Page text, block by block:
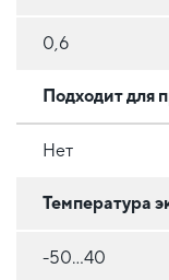
0,6
Подходит для
Нет
Температура
-50...40